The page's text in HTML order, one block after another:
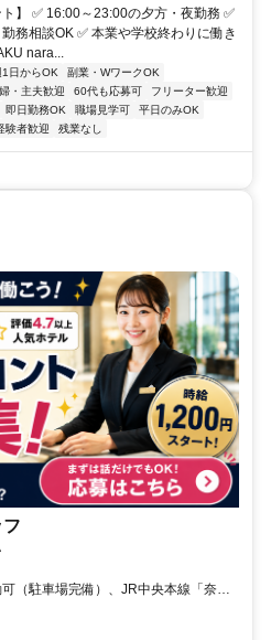
】 ✅ 16:00～23:00の夕方・夜勤務 ✅
務相談OK ✅ 本業や学校終わりに働き
nara...
1日からOK
副業・WワークOK
・主夫歓迎 60代も応募可
フリーター歓迎
即日勤務OK 職場見学可
平日のみOK
験者歓迎 残業なし
（駐車場完備）、JR中央本線「奈良